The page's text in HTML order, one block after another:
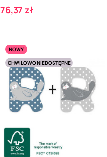
Cena
76,37 zł
NOWY
CHWILOWO NIEDOSTĘPNE